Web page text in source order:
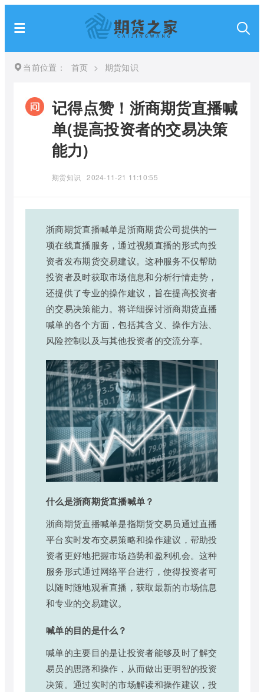
当前位置： 首页 > 期货知识
记得点赞！浙商期货直播喊
单(提高投资者的交易决策
能力)
期货知识 2024-11-21 11:10:55
浙商期货直播喊单是浙商期货公司提供的一
项在线直播服务，通过视频直播的形式向投
资者发布期货交易建议。这种服务不仅帮助
投资者及时获取市场信息和分析行情走势，
还提供了专业的操作建议，旨在提高投资者
的交易决策能力。将详细探讨浙商期货直播
喊单的各个方面，包括其含义、操作方法、
风险控制以及与其他投资者的交流分享。
什么是浙商期货直播喊单？
浙商期货直播喊单是指期货交易员通过直播
平台实时发布交易策略和操作建议，帮助投
资者更好地把握市场趋势和盈利机会。这种
服务形式通过网络平台进行，使得投资者可
以随时随地观看直播，获取最新的市场信息
和专业的交易建议。
喊单的目的是什么？
喊单的主要目的是让投资者能够及时了解交
易员的思路和操作，从而做出更明智的投资
决策。通过实时的市场解读和操作建议，投